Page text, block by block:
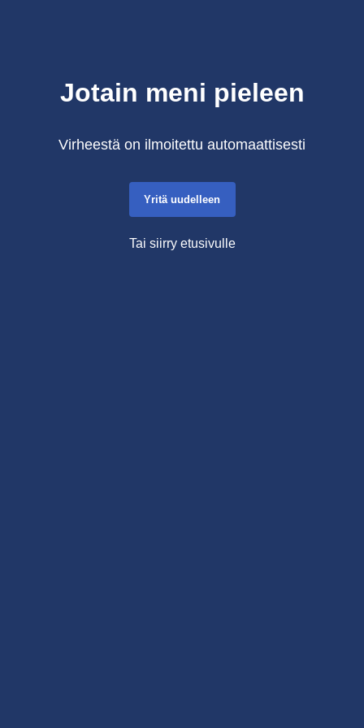
Jotain meni pieleen
Virheestä on ilmoitettu automaattisesti
Yritä uudelleen
Tai siirry etusivulle